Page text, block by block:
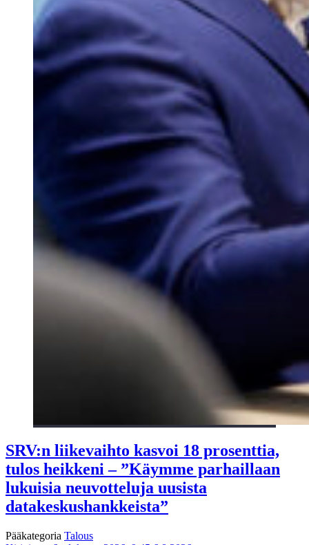
SRV:n liikevaihto kasvoi 18 prosenttia,
tulos heikkeni – ”Käymme parhaillaan
lukuisia neuvotteluja uusista
datakeskushankkeista”
Pääkategoria Talous